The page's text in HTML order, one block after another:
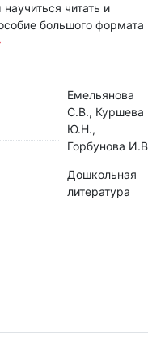
читать и
большого формата
Емельянова
С.В., Куршева
Ю.Н.,
Горбунова
Дошкольная
литература